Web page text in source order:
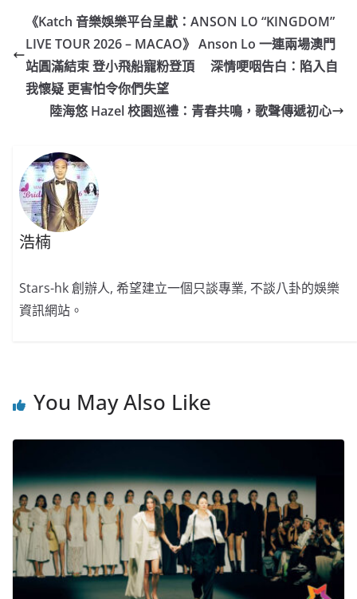
e
b
o
o
k
W
ei
b
o
s
A
p
p
h
at
er l y
Li
n
k
《Katch 音樂娛樂平台呈獻：ANSON LO “KINGDOM”
LIVE TOUR 2026 – MACAO》 Anson Lo 一連兩場澳門
站圓滿結束 登小飛船寵粉登頂 深情哽咽告白：陷入自
我懷疑 更害怕令你們失望
陸海悠 Hazel 校園巡禮：青春共鳴，歌聲傳遞初心
浩楠
Stars-hk 創辦人, 希望建立一個只談專業, 不談八卦的娛樂
資訊網站。
You May Also Like